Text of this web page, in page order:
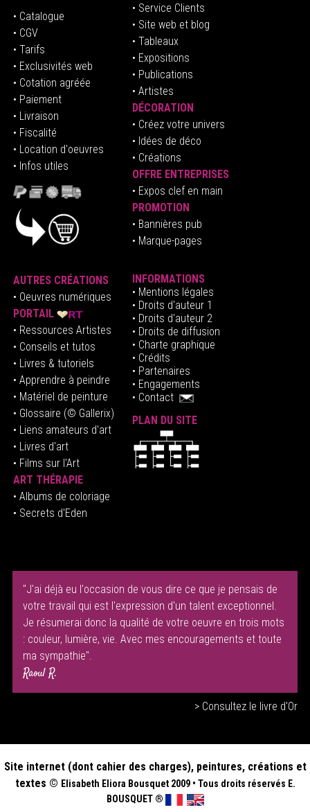
• Catalogue
• CGV
• Tarifs
• Exclusivités web
• Cotation agréée
• Paiement
• Livraison
• Fiscalité
• Location d'oeuvres
• Infos utiles
• Service Clients
• Site web et blog
• Tableaux
• Expositions
• Publications
• Artistes
DÉCORATION
• Créez votre univers
• Idées de déco
• Créations
OFFRE ENTREPRISES
• Expos clef en main
PROMOTION
• Bannières pub
• Marque-pages
AUTRES CRÉATIONS
• Oeuvres numériques
PORTAIL
• Ressources Artistes
• Conseils et tutos
• Livres & tutoriels
• Apprendre à peindre
• Matériel de peinture
• Glossaire (© Gallerix)
• Liens amateurs d'art
• Livres d'art
• Films sur l'Art
ART THÉRAPIE
• Albums de coloriage
• Secrets d'Eden
INFORMATIONS
• Mentions légales
• Droits d'auteur1
• Droits d'auteur 2
• Droits de diffusion
• Charte graphique
• Crédits
• Partenaires
• Engagements
• Contact
PLAN DU SITE
"J'ai déjà eu l'occasion de vous dire ce que je pensais de
votre travail qui est l'expression d'un talent exceptionnel.
Je résumerai donc la qualité de votre oeuvre en trois mots
: couleur, lumière, vie. Avec mes encouragements et toute
ma sympathie".
Raoul R.
> Consultez le livre d'Or
Site internet (dont cahier des charges), peintures, créations et
textes © Elisabeth Eliora Bousquet 2009 • Tous droits réservés E.
BOUSQUET ®